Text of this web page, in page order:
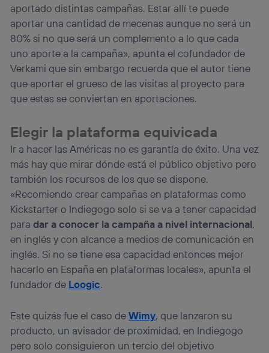
aportado distintas campañas. Estar allí te puede
aportar una cantidad de mecenas aunque no será un
80% si no que será un complemento a lo que cada
uno aporte a la campaña», apunta el cofundador de
Verkami que sin embargo recuerda que el autor tiene
que aportar el grueso de las visitas al proyecto para
que estas se conviertan en aportaciones.
Elegir la plataforma equivicada
Ir a hacer las Américas no es garantía de éxito. Una vez
más hay que mirar dónde está el público objetivo pero
también los recursos de los que se dispone.
«Recomiendo crear campañas en plataformas como
Kickstarter o Indiegogo solo si se va a tener capacidad
paradar a conocer la campaña a nivel internacional,
en inglés y con alcance a medios de comunicación en
inglés. Si no se tiene esa capacidad entonces mejor
hacerlo en España en plataformas locales», apunta el
fundador de Loogic.
Este quizás fue el caso deWimy, que lanzaron su
producto, un avisador de proximidad, en Indiegogo
pero solo consiguieron un tercio del objetivo